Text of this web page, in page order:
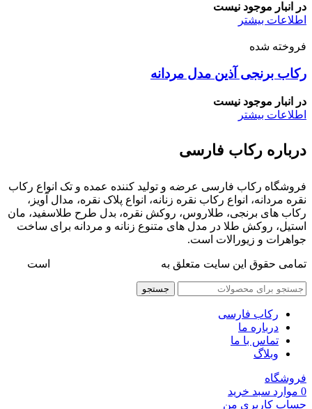
در انبار موجود نیست
اطلاعات بیشتر
فروخته شده
رکاب برنجی آذین مدل مردانه
در انبار موجود نیست
اطلاعات بیشتر
درباره رکاب فارسی
فروشگاه رکاب فارسی عرضه و تولید کننده عمده و تک انواع رکاب
نقره مردانه، انواع رکاب نقره زنانه، انواع پلاک نقره، مدال آویز،
رکاب های برنجی، طلاروس، روکش نقره، بدل طرح طلاسفید، مان
استیل، روکش طلا در مدل های متنوع زنانه و مردانه برای ساخت
جواهرات و زیورالات است.
تمامی حقوق این سایت متعلق به است
جستجو
رکاب فارسی
درباره ما
تماس با ما
وبلاگ
فروشگاه
0 موارد سبد خرید
حساب کاربری من